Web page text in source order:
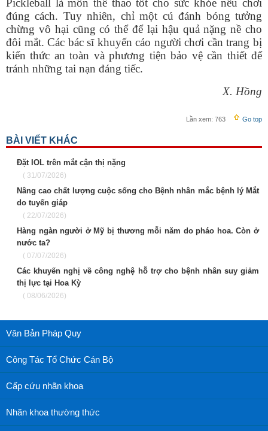
Pickleball là môn thể thao tốt cho sức khỏe nếu chơi
đúng cách. Tuy nhiên, chỉ một cú đánh bóng tưởng
chừng vô hại cũng có thể để lại hậu quả nặng nề cho
đôi mắt. Các bác sĩ khuyến cáo người chơi cần trang bị
kiến thức an toàn và phương tiện bảo vệ cần thiết để
tránh những tai nạn đáng tiếc.
X. Hồng
Lần xem: 763 Go top
BÀI VIẾT KHÁC
Đặt IOL trên mắt cận thị nặng
( 31/07/2026)
Nâng cao chất lượng cuộc sống cho Bệnh nhân mắc bệnh lý Mắt
do tuyến giáp
( 22/07/2026)
Hàng ngàn người ở Mỹ bị thương mỗi năm do pháo hoa. Còn ở
nước ta?
( 07/07/2026)
Các khuyến nghị về công nghệ hỗ trợ cho bệnh nhân suy giảm
thị lực tại Hoa Kỳ
( 08/06/2026)
Văn Bản Pháp Quy
Công Tác Tổ Chức Cán Bộ
Cấp cứu nhãn khoa
Nhãn khoa thường thức